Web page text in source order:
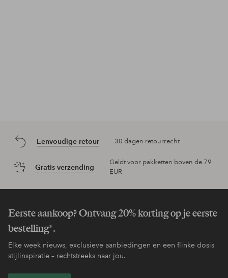
Eenvoudige retour 30 dagen retourrecht
Gratis verzending
Geldt voor pakketten boven de 79
EUR
Eerste aankoop? Ontvang 20% korting op je eerste
bestelling*.
Elke week nieuws, exclusieve aanbiedingen en een flinke dosis
stijlinspiratie – rechtstreeks naar jou.